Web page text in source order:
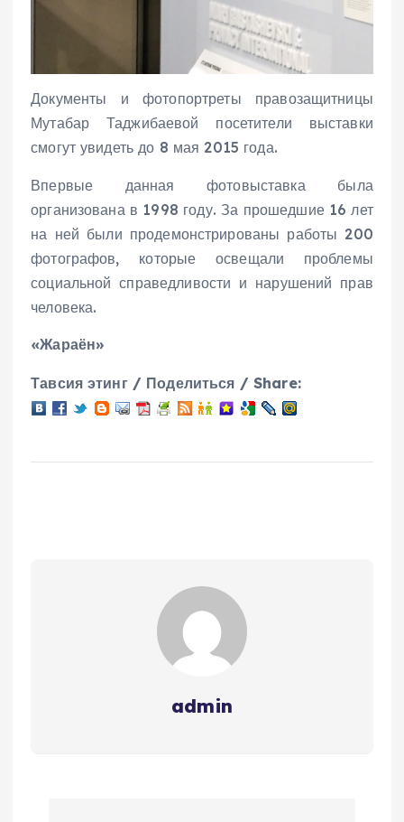
Документы и фотопортреты правозащитницы
Мутабар Таджибаевой посетители выставки
смогут увидеть до 8 мая 2015 года.
Впервые данная фотовыставка была
организована в 1998 году. За прошедшие 16 лет
на ней были продемонстрированы работы 200
фотографов, которые освещали проблемы
социальной справедливости и нарушений прав
человека.
«Жараён»
Тавсия этинг / Поделиться / Share:
admin